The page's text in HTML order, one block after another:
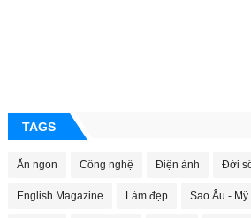
TAGS
Ăn ngon Công nghệ Điện ảnh Đời
English Magazine Làm đẹp Sao Âu - Mỹ